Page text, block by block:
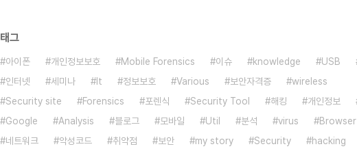
태그
아이폰 개인정보보호 Mobile Forensics 이슈 knowledge USB
인터넷
세미나 It 정보보호 Various 보안자격증
wireless
Security site
Forensics 포렌식 Security Tool 해킹 개인정보
Google
Analysis 블로그 모바일 Util 분석 virus
Browser
네트워크
악성코드 취약점 보안 my story Security hacking